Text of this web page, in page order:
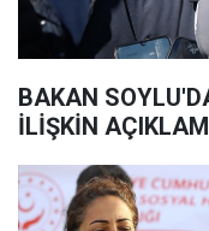
BAKAN
İLİŞKİN